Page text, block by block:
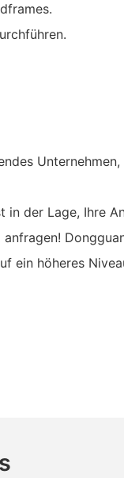
der Lage, Ihre
ein höheres